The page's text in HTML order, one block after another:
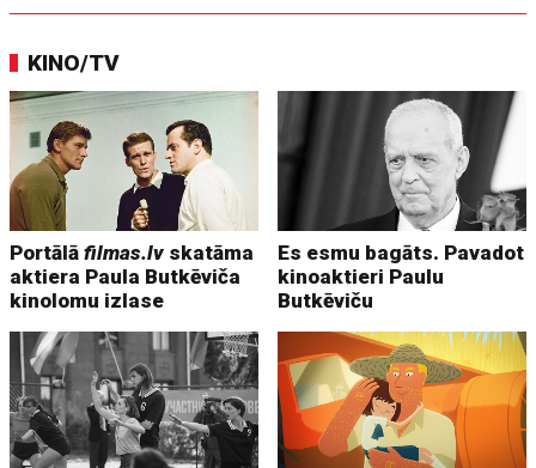
KINO/TV
Portālāfilmas.lv skatāma
aktiera Paula Butkēviča
kinolomu izlase
Es esmu bagāts. Pavadot
kinoaktieri Paulu
Butkēviču